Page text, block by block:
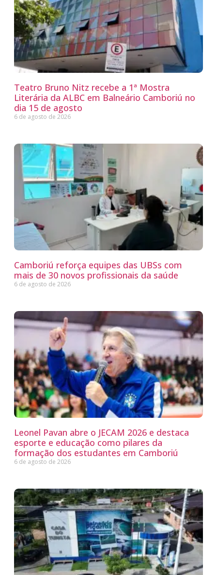
Teatro Bruno Nitz recebe a 1ª Mostra
Literária da ALBC em Balneário Camboriú no
dia 15 de agosto
6 de agosto de 2026
Camboriú reforça equipes das UBSs com
mais de 30 novos profissionais da saúde
6 de agosto de 2026
Leonel Pavan abre o JECAM 2026 e destaca
esporte e educação como pilares da
formação dos estudantes em Camboriú
6 de agosto de 2026